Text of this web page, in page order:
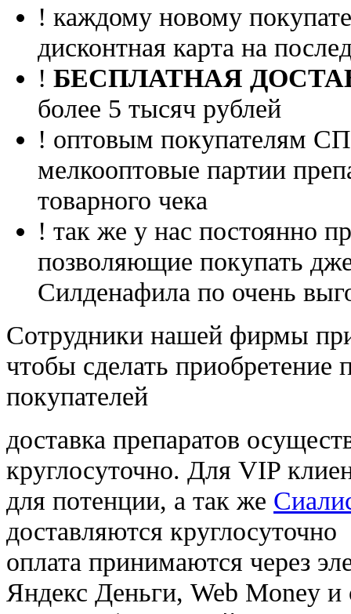
! каждому новому
дисконтная карта на
! БЕСПЛАТНАЯ
более 5 тысяч рублей
! оптовым покупателям
мелкооптовые партии
товарного чека
! так же у нас постоянно
позволяющие покупать
Силденафила по очень
Cотрудники нашей фирмы
чтобы сделать приобретение
покупателей
доставка препаратов
круглосуточно. Для VIP
для потенции, а так же
доставляются круглосуточно
оплата принимаются через
Яндекс Деньги, Web Money и